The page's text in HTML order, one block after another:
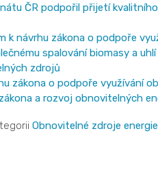
ČR podpořil přijetí
k návrhu zákona o podpoře
spalování biomasy a
zdrojů
zákona o podpoře využívání
a rozvoj obnovitelných
Obnovitelné zdroje energie